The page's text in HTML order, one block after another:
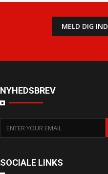
MELD DIG IND
NYHEDSBREV
SOCIALE LINKS